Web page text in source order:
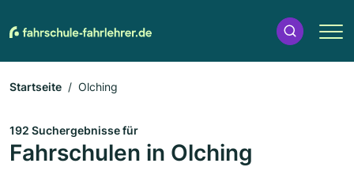
Startseite Olching
192 Suchergebnisse für
Fahrschulen in Olching